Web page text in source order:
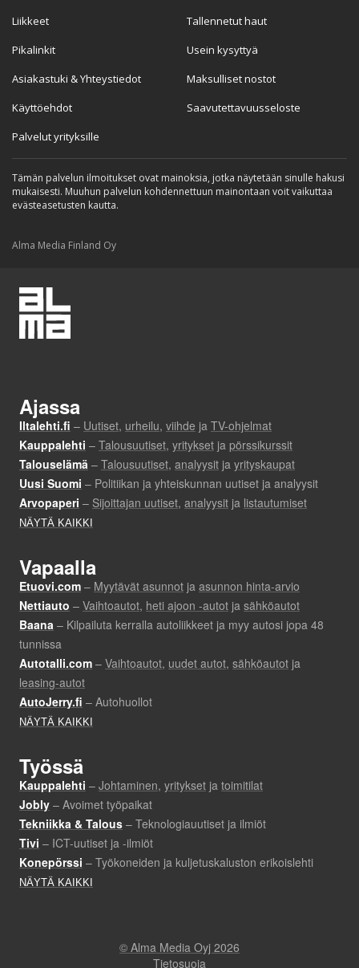
Liikkeet
Pikalinkit
Asiakastuki & Yhteystiedot
Käyttöehdot
Palvelut yrityksille
Tallennetut haut
Usein kysyttyä
Maksulliset nostot
Saavutettavuusseloste
Tämän palvelun ilmoitukset ovat mainoksia, jotka näytetään sinulle hakusi
mukaisesti. Muuhun palvelun kohdennettuun mainontaan voit vaikuttaa
evästeasetusten kautta.
Alma Media Finland Oy